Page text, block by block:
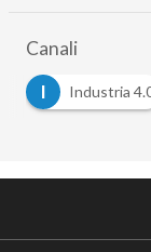
Canali
I
Industria